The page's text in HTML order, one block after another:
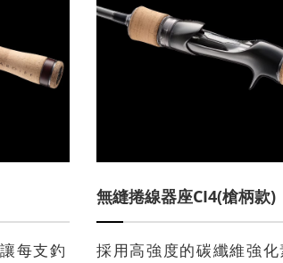
每支釣
無縫捲線器座CI4(槍柄款)
採用高強度的碳纖維強